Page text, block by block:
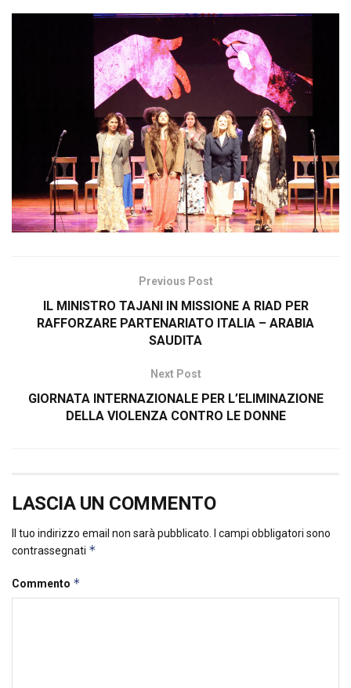
Previous Post
IL MINISTRO TAJANI IN MISSIONE A RIAD PER
RAFFORZARE PARTENARIATO ITALIA – ARABIA
SAUDITA
Next Post
GIORNATA INTERNAZIONALE PER L’ELIMINAZIONE
DELLA VIOLENZA CONTRO LE DONNE
LASCIA UN COMMENTO
Il tuo indirizzo email non sarà pubblicato.
I campi obbligatori sono
contrassegnati *
Commento *